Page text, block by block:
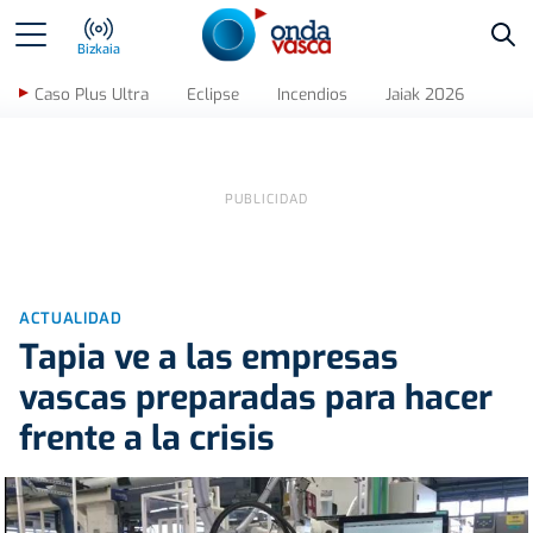
Bizkaia
Caso Plus Ultra Eclipse Incendios Jaiak 2026
ACTUALIDAD
Tapia ve a las empresas
vascas preparadas para hacer
frente a la crisis